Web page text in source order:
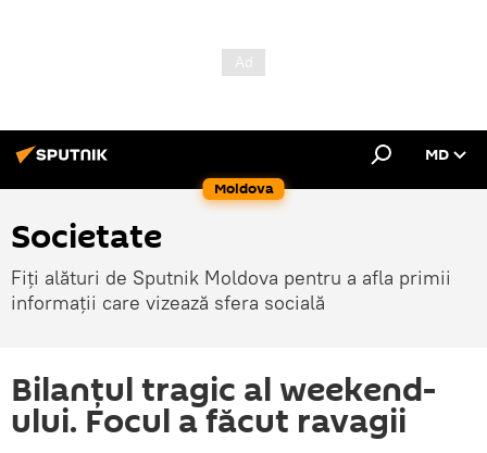
Moldova
MD
Societate
Fiți alături de Sputnik Moldova pentru a afla primii
informații care vizează sfera socială
Bilanțul tragic al weekend-
ului. Focul a făcut ravagii